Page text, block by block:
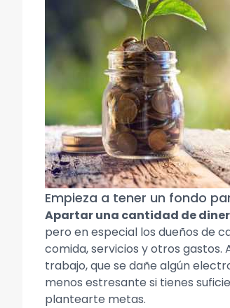
Empieza a tener un fondo
Apartar una cantidad de
pero en especial los dueños de
comida, servicios y otros gastos.
trabajo, que se dañe algún
menos estresante si tienes
plantearte metas.